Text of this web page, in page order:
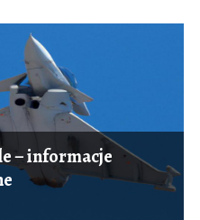
– informacje